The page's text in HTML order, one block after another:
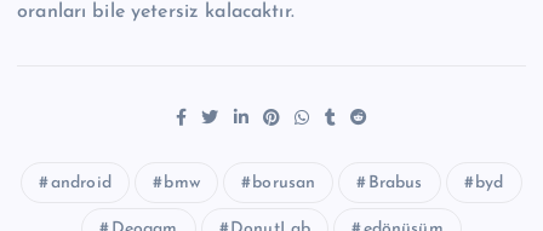
oranları bile yetersiz kalacaktır.
android bmw borusan Brabus byd